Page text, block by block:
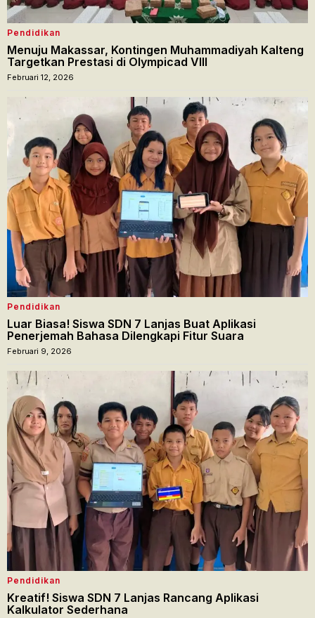
Pendidikan
Menuju Makassar, Kontingen Muhammadiyah Kalteng
Targetkan Prestasi di Olympicad VIII
Februari 12, 2026
Pendidikan
Luar Biasa! Siswa SDN 7 Lanjas Buat Aplikasi
Penerjemah Bahasa Dilengkapi Fitur Suara
Februari 9, 2026
Pendidikan
Kreatif! Siswa SDN 7 Lanjas Rancang Aplikasi
Kalkulator Sederhana